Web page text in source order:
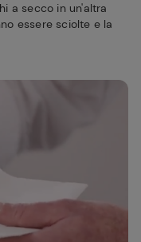
a secco in un'altra
essere sciolte e la